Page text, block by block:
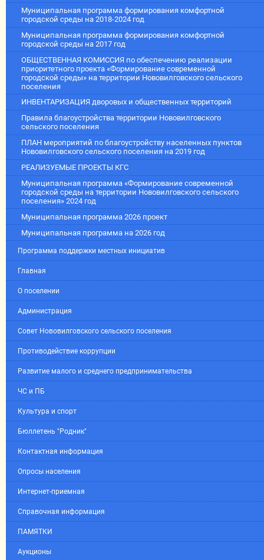
Муниципальная программа формирования комфортной
городской среды на 2018-2024 год
Муниципальная программа формирования комфортной
городской среды на 2017 год
ОБЩЕСТВЕННАЯ КОМИССИЯ по обеспечению реализации
приоритетного проекта «Формирование современной
городской среды» на территории Нововилговского сельского
поселения
ИНВЕНТАРИЗАЦИЯ дворовых и общественных территорий
Правила благоустройства территории Нововилговского
сельского поселения
ПЛАН мероприятий по благоустройству населенных пунктов
Нововилговского сельского поселения на 2019 год
РЕАЛИЗУЕМЫЕ ПРОЕКТЫ КГС
Муниципальная программа «Формирование современной
городской среды на территории Нововилговского сельского
поселения» 2024 год
Муниципальная программа 2026 проект
Муниципальная программа на 2026 год
Программа поддержки местных инициатив
Главная
О поселении
Администрация
Совет Нововилговского сельского поселения
Противодействие коррупции
Развитие малого и среднего предпринимательства
ЧС и ПБ
Культура и спорт
Бюллетень "Родник"
Контактная информация
Опросы населения
Интернет-приемная
Справочная информация
ПАМЯТКИ
Аукционы